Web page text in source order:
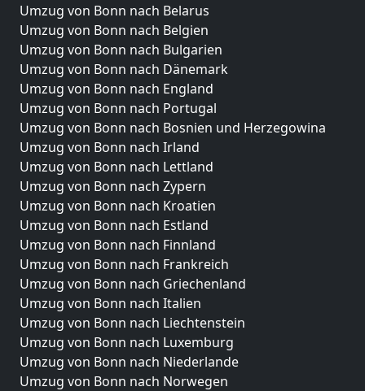
Umzug von Bonn nach Belarus
Umzug von Bonn nach Belgien
Umzug von Bonn nach Bulgarien
Umzug von Bonn nach Dänemark
Umzug von Bonn nach England
Umzug von Bonn nach Portugal
Umzug von Bonn nach Bosnien und Herzegowina
Umzug von Bonn nach Irland
Umzug von Bonn nach Lettland
Umzug von Bonn nach Zypern
Umzug von Bonn nach Kroatien
Umzug von Bonn nach Estland
Umzug von Bonn nach Finnland
Umzug von Bonn nach Frankreich
Umzug von Bonn nach Griechenland
Umzug von Bonn nach Italien
Umzug von Bonn nach Liechtenstein
Umzug von Bonn nach Luxemburg
Umzug von Bonn nach Niederlande
Umzug von Bonn nach Norwegen